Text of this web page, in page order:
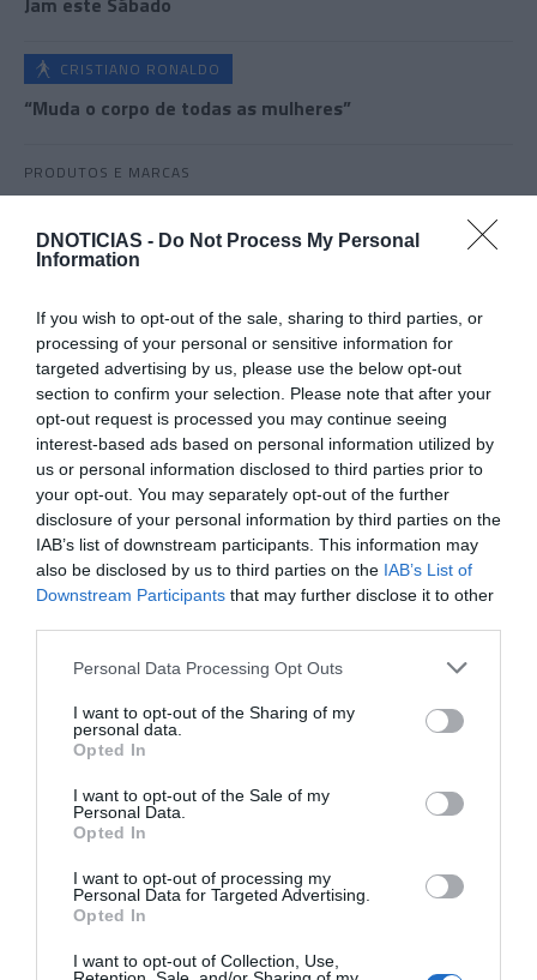
DNOTICIAS - Do Not Process My Personal
Information
If you wish to opt-out of the sale, sharing to third parties, or
processing of your personal or sensitive information for
targeted advertising by us, please use the below opt-out
section to confirm your selection. Please note that after your
opt-out request is processed you may continue seeing
interest-based ads based on personal information utilized by
us or personal information disclosed to third parties prior to
your opt-out. You may separately opt-out of the further
disclosure of your personal information by third parties on the
IAB’s list of downstream participants. This information may
also be disclosed by us to third parties on the IAB’s List of
Downstream Participants that may further disclose it to other
Please note that this website/app uses one or more Google
not limited to your visit or usage behaviour. You may click to
grant or deny consent to Google and its third-party tags to
use your data for below specified purposes in below Google
consent section.
Personal Data Processing Opt Outs
I want to opt-out of the Sharing of my
personal data.
Opted In
I want to opt-out of the Sale of my
Personal Data.
Opted In
I want to opt-out of processing my
Personal Data for Targeted Advertising.
Opted In
I want to opt-out of Collection, Use,
CRISTIANO RONALDO
“Muda o corpo de todas as mulheres”
PRODUTOS E MARCAS
Conheça a programação de fim-de-semana dos hotéis
da colecção Savoy Signature
Sentido Galo Resort premiado novamente pela
HolidayCheck com um Gold Award
30 Jan 15:18